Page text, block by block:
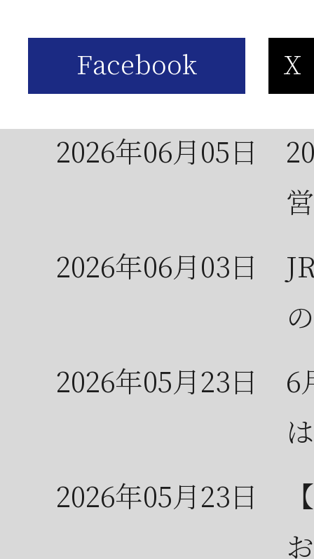
2026年06月28日
2026年06月05日
2026年06月03日
2026年05月23日
6
2026年05月23日